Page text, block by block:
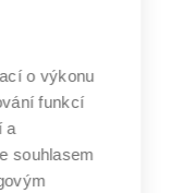
o výkonu
funkcí
a
souhlasem